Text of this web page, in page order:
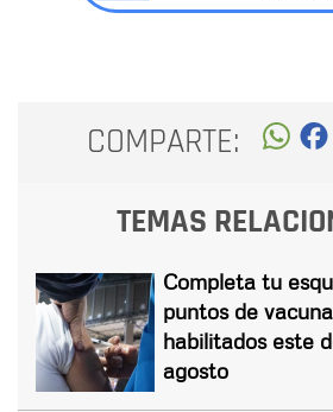
COMPARTE:
TEMAS
Completa tu
puntos de
habilitados este
agosto